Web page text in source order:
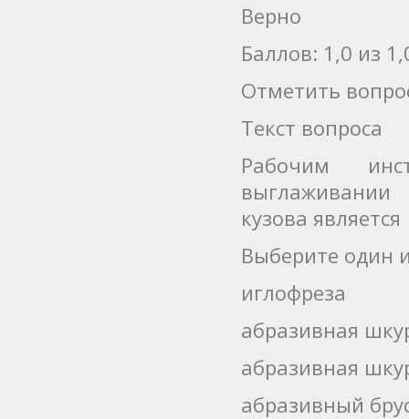
Верно
Баллов: 1,0 из
Отметить
Текст вопроса
Рабочим
кузова является
Выберите один
иглофреза
абразивная
абразивная
абразивный